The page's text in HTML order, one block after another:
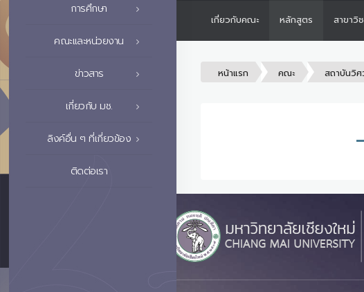
การศึกษา
คณะและหน่วยงาน
ข่าวสาร
เกี่ยวกับ มช.
ลิงค์อื่น ๆ ที่เกี่ยวข้อง
ติดต่อเรา
เกี่ยวกับคณะ หลักสูตร สาขาวิ
หน้าแรก คณะ สถาบันวิ